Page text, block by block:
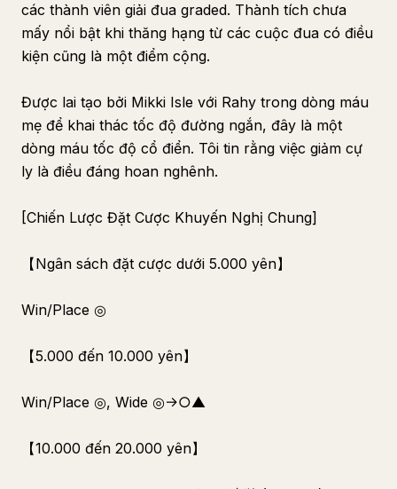
các thành viên giải đua graded. Thành tích chưa
mấy nổi bật khi thăng hạng từ các cuộc đua có điều
kiện cũng là một điểm cộng.
Được lai tạo bởi Mikki Isle với Rahy trong dòng máu
mẹ để khai thác tốc độ đường ngắn, đây là một
dòng máu tốc độ cổ điển. Tôi tin rằng việc giảm cự
ly là điều đáng hoan nghênh.
[Chiến Lược Đặt Cược Khuyến Nghị Chung]
【Ngân sách đặt cược dưới 5.000 yên】
Win/Place ◎
【5.000 đến 10.000 yên】
Win/Place ◎, Wide ◎→○▲
【10.000 đến 20.000 yên】